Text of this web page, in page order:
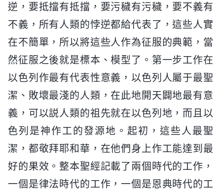
逆，要抵擋有抵擋，要污穢有污穢，要不義有
不義，所有人類的悖逆都給代表了，這些人實
在不簡單，所以將這些人作為征服的典範，當
然征服之後就是標本、模型了。第一步工作在
以色列作最有代表性意義，以色列人屬于最聖
潔、敗壞最淺的人類，在此地開天闢地最有意
義，可以説人類的祖先就在以色列地，而且以
色列是神作工的發源地。起初，這些人最聖
潔，都敬拜耶和華，在他們身上作工能達到最
好的果效。整本聖經記載了兩個時代的工作，
一個是律法時代的工作，一個是恩典時代的工